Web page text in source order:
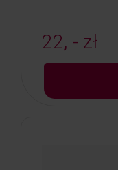
22, - zł